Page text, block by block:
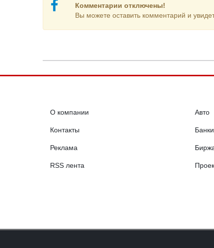
Комментарии отключены!
Вы можете оставить комментарий и
О компании
Контакты
Реклама
RSS лента
Авто